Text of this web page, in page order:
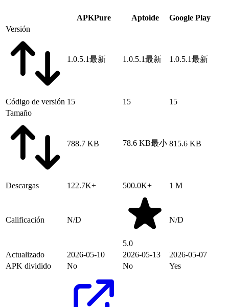
APKPure Aptoide
Google Play
Versión
1.0.5.1最新 1.0.5.1最新 1.0.5.1最新
Código de versión 15 15
15
Tamaño
788.7 KB 78.6 KB最小 815.6 KB
Descargas 122.7K+ 500.0K+ 1 M
Calificación N/D
5.0
N/D
Actualizado 2026-05-10 2026-05-13
2026-05-07
APK dividido
No No Yes